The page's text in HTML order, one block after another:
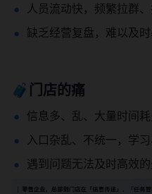
人员流动快，频繁拉群、
缺乏经营复盘，难以及
🧳门店的痛
信息多、乱、大量时间
入口杂乱、不统一，学
遇到问题无法及时高效